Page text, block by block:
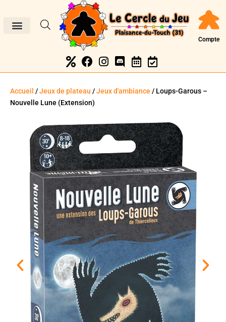
Compte
Accueil /Jeux de plateau /Jeux d'ambiance / Loups-Garous –
Nouvelle Lune (Extension)